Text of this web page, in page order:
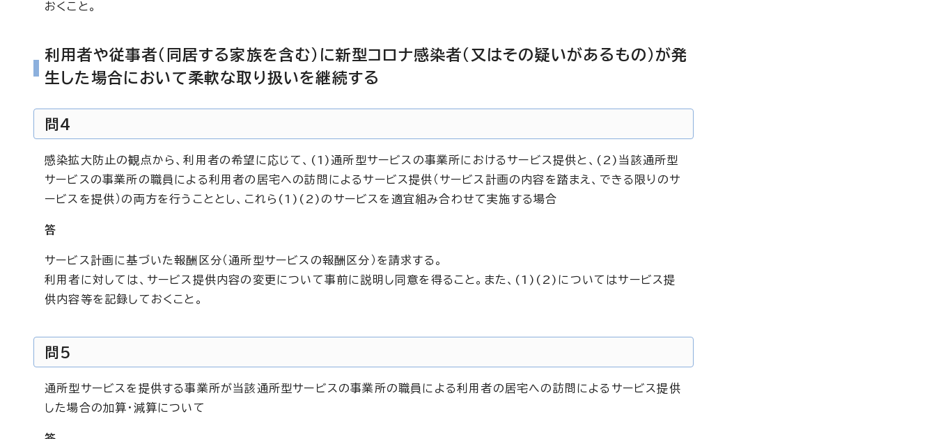
おくこと。
利用者や従事者（同居する家族を含む）に新型コロナ感染者（又はその疑いがあるもの）が発
生した場合において柔軟な取り扱いを継続する
問4
感染拡大防止の観点から、利用者の希望に応じて、(1)通所型サービスの事業所におけるサービス提供と、(2)当該通所型
サービスの事業所の職員による利用者の居宅への訪問によるサービス提供（サービス計画の内容を踏まえ、できる限りのサ
ービスを提供）の両方を行うこととし、これら(1)(2)のサービスを適宜組み合わせて実施する場合
答
サービス計画に基づいた報酬区分（通所型サービスの報酬区分）を請求する。
利用者に対しては、サービス提供内容の変更について事前に説明し同意を得ること。また、(1)(2)についてはサービス提
供内容等を記録しておくこと。
問5
通所型サービスを提供する事業所が当該通所型サービスの事業所の職員による利用者の居宅への訪問によるサービス提供
した場合の加算・減算について